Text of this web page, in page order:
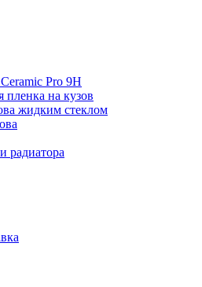
Pro 9H
пленка на кузов
жидким стеклом
радиатора